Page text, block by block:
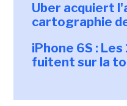
Uber acquiert
cartographie
iPhone 6S :
fuitent sur la